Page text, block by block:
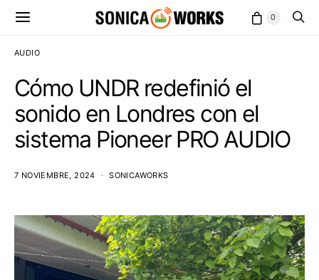
0
AUDIO
Cómo UNDR redefinió el
sonido en Londres con el
sistema Pioneer PRO AUDIO
7 NOVIEMBRE, 2024 SONICAWORKS